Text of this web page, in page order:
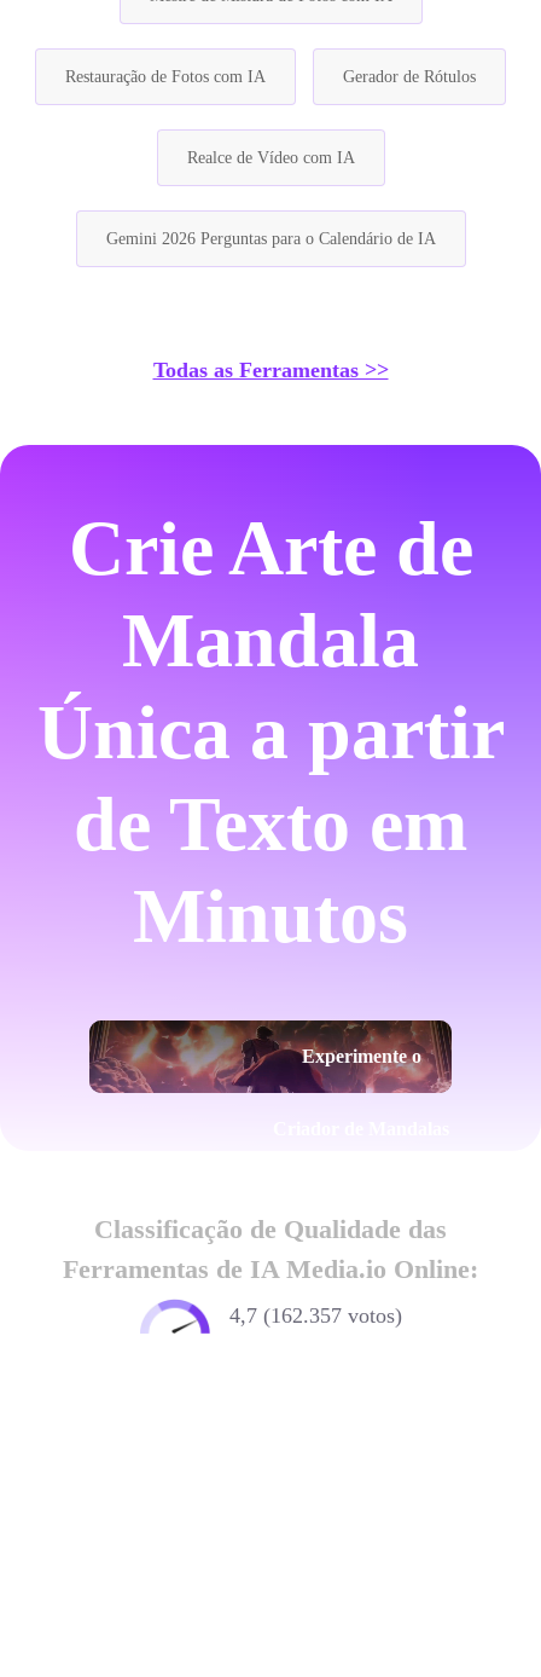
Restauração de Fotos com IA Gerador de Rótulos
Realce de Vídeo com IA
Gemini 2026 Perguntas para o Calendário de IA
Todas as Ferramentas >>
Crie Arte de
Mandala
Única a partir
de Texto em
Minutos
Experimente o
Classificação de Qualidade das
Ferramentas de IA Media.io Online:
4,7 (162.357 votos)